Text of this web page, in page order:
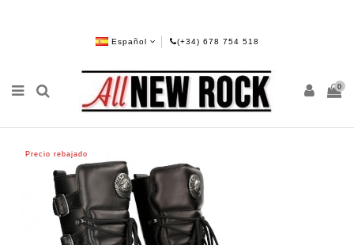
Español (+34) 678 754 518
0
Precio rebajado